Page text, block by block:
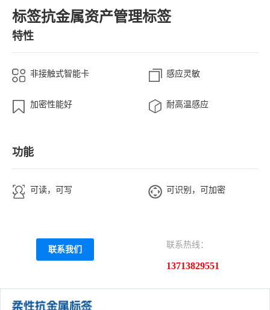
标签抗金属资产管理标签
特性
非接触式智能卡 感应灵敏
加密性能好 耐高温感应
功能
可读，可写 可识别，可加密
联系我们
联系热线：
13713829551